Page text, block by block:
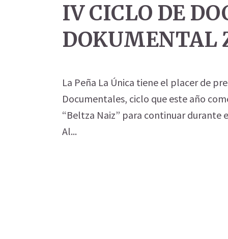
IV CICLO DE
DOKUMENTAL
La Peña La Única tiene el placer de
Documentales, ciclo que este año
“Beltza Naiz” para continuar durante
Al...